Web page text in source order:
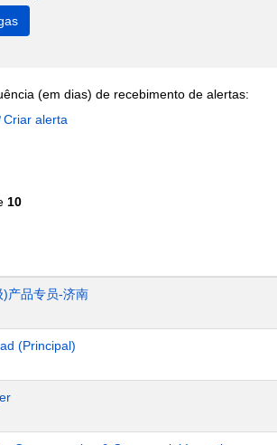
(em dias) de recebimento de alertas:
Criar alerta
10
产品专员-济南
(Principal)